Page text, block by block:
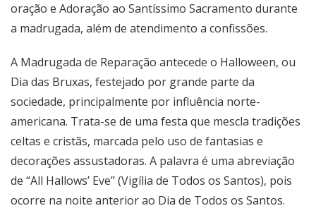
oração e Adoração ao Santíssimo Sacramento durante
a madrugada, além de atendimento a confissões.
A Madrugada de Reparação antecede o Halloween, ou
Dia das Bruxas, festejado por grande parte da
sociedade, principalmente por influência norte-
americana. Trata-se de uma festa que mescla tradições
celtas e cristãs, marcada pelo uso de fantasias e
decorações assustadoras. A palavra é uma abreviação
de “All Hallows’ Eve” (Vigília de Todos os Santos), pois
ocorre na noite anterior ao Dia de Todos os Santos.